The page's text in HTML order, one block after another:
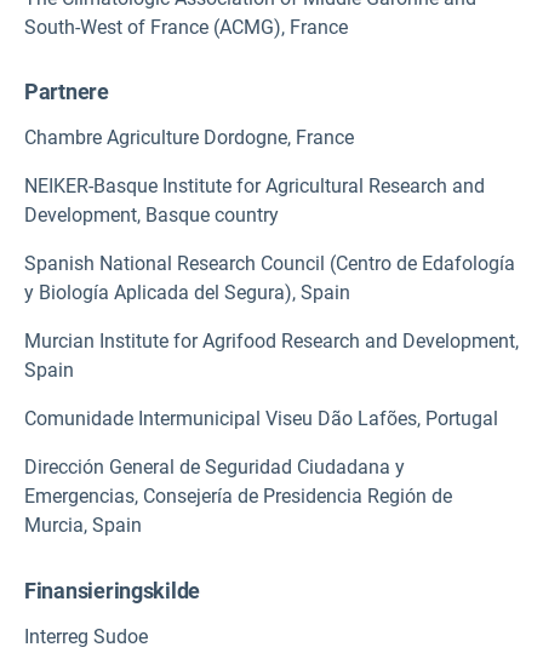
South-West of France (ACMG), France
Partnere
Chambre Agriculture Dordogne, France
NEIKER-Basque Institute for Agricultural Research and
Development, Basque country
Spanish National Research Council (Centro de Edafología
y Biología Aplicada del Segura), Spain
Murcian Institute for Agrifood Research and Development,
Spain
Comunidade Intermunicipal Viseu Dão Lafões, Portugal
Dirección General de Seguridad Ciudadana y
Emergencias, Consejería de Presidencia Región de
Murcia, Spain
Finansieringskilde
Interreg Sudoe